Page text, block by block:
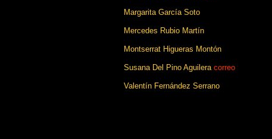
Margarita García Soto
Mercedes Rubio Martín
Montserrat Higueras Montón
Susana Del Pino Aguilera correo
Valentín Fernández Serrano